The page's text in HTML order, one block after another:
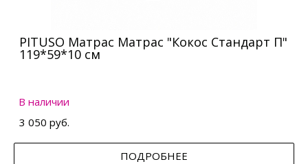
PITUSO Матрас Матрас "Кокос Стандарт П"
119*59*10 см
В наличии
3 050 руб.
ПОДРОБНЕЕ